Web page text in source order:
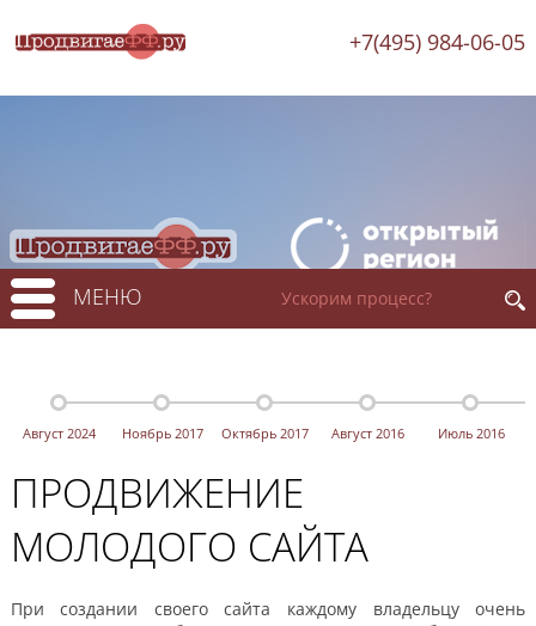
+7(495) 984-06-05
МЕНЮ
Август 2024 Ноябрь 2017 Октябрь 2017 Август 2016 Июль 2016
ПРОДВИЖЕНИЕ
МОЛОДОГО САЙТА
При создании своего сайта каждому владельцу очень